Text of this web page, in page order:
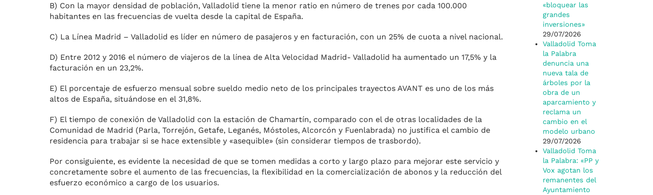
B) Con la mayor densidad de población, Valladolid tiene la menor ratio en número de trenes por cada 100.000
habitantes en las frecuencias de vuelta desde la capital de España.
C) La Línea Madrid – Valladolid es líder en número de pasajeros y en facturación, con un 25% de cuota a nivel nacional.
D) Entre 2012 y 2016 el número de viajeros de la línea de Alta Velocidad Madrid- Valladolid ha aumentado un 17,5% y la
facturación en un 23,2%.
E) El porcentaje de esfuerzo mensual sobre sueldo medio neto de los principales trayectos AVANT es uno de los más
altos de España, situándose en el 31,8%.
F) El tiempo de conexión de Valladolid con la estación de Chamartín, comparado con el de otras localidades de la
Comunidad de Madrid (Parla, Torrejón, Getafe, Leganés, Móstoles, Alcorcón y Fuenlabrada) no justifica el cambio de
residencia para trabajar si se hace extensible y «asequible» (sin considerar tiempos de trasbordo).
Por consiguiente, es evidente la necesidad de que se tomen medidas a corto y largo plazo para mejorar este servicio y
concretamente sobre el aumento de las frecuencias, la flexibilidad en la comercialización de abonos y la reducción del
esfuerzo económico a cargo de los usuarios.
«bloquear las
grandes
inversiones»
29/07/2026
Valladolid Toma
la Palabra
denuncia una
nueva tala de
árboles por la
obra de un
aparcamiento y
reclama un
cambio en el
modelo urbano
29/07/2026
Valladolid Toma
la Palabra: «PP y
Vox agotan los
remanentes del
Ayuntamiento